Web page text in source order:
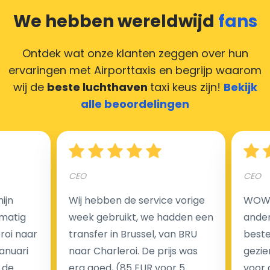
creditcards. Geen probleem! U kunt ons heel blij
maken door uw feedback achter te laten en wij
zorgen ervoor dat uw chauffeur deze krijgt.
Hoeveel kost een luchthaven taxi transfer in
Een van de meest aantrekkelijke voordelen van
luchthaventaxi's is een vast tarief voor uw rit. In
tegenstelling tot traditionele taxi's met taxameter
brengen wij u geen extra kosten in rekening voor de
nachtrit.
We hebben geen ophaaltarief of extra kosten voor
We hebben wereldwijd fans
Ontdek wat onze klanten zeggen over hun
ervaringen met Airporttaxis en begrijp waarom
wij de beste luchthaven taxi keus zijn! Bekijk
alle beoordelingen
naar
CEO
Wij hebben de service vorige
week gebruikt, we hadden een
transfer in Brussel, van BRU
naar Charleroi. De prijs was
CEO